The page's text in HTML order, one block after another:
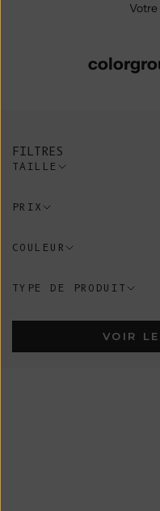
Votre
FILTRES
TAILLE
PRIX
COULEUR
TYPE DE PRODUIT
VOIR